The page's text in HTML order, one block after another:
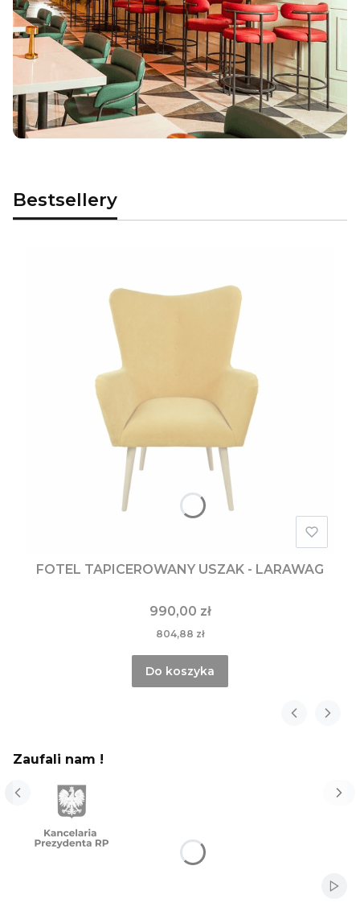
Bestsellery
FOTEL TAPICEROWANY USZAK - LARAWAG
990,00 zł
804,88 zł
Do koszyka
Zaufali nam !